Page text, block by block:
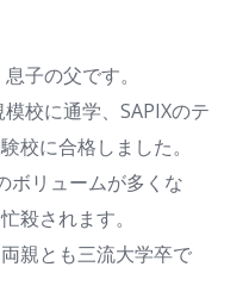
子の父です。
校に通学、SAPIXのテ
校に合格しました。
ボリュームが多くな
殺されます。
親とも三流大学卒で